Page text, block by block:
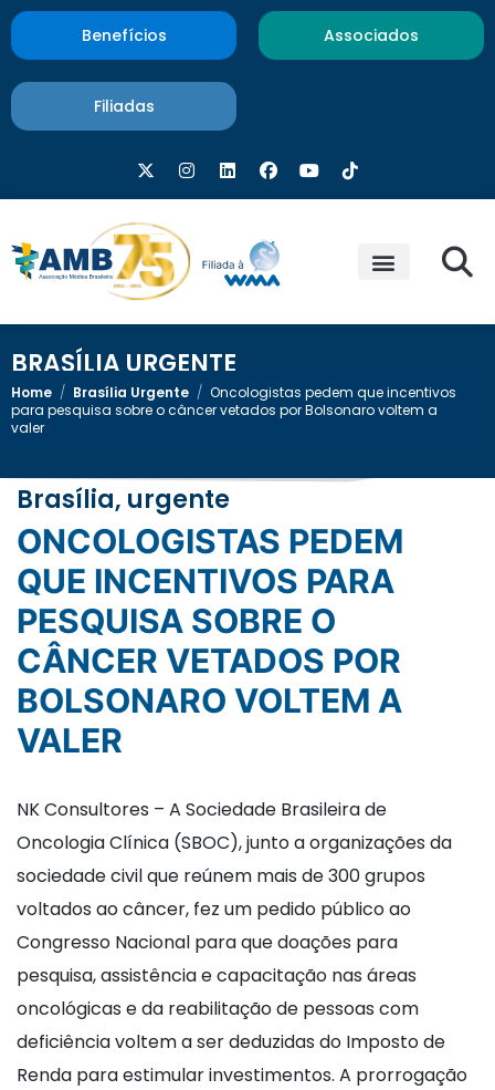
Benefícios Associados
Filiadas
BRASÍLIA URGENTE
Home / Brasília Urgente / Oncologistas pedem que incentivos
para pesquisa sobre o câncer vetados por Bolsonaro voltem a
valer
Brasília, urgente
ONCOLOGISTAS PEDEM
QUE INCENTIVOS PARA
PESQUISA SOBRE O
CÂNCER VETADOS POR
BOLSONARO VOLTEM A
VALER
NK Consultores – A Sociedade Brasileira de
Oncologia Clínica (SBOC), junto a organizações da
sociedade civil que reúnem mais de 300 grupos
voltados ao câncer, fez um pedido público ao
Congresso Nacional para que doações para
pesquisa, assistência e capacitação nas áreas
oncológicas e da reabilitação de pessoas com
deficiência voltem a ser deduzidas do Imposto de
Renda para estimular investimentos. A prorrogação